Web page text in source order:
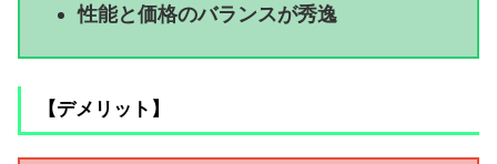
性能と価格のバランスが秀逸
【デメリット】